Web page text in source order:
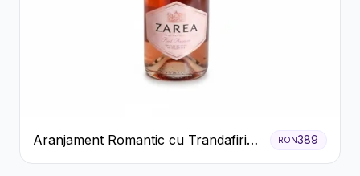
Aranjament Romantic cu Trandafiri
Roșii și Șampanie rose
RON389